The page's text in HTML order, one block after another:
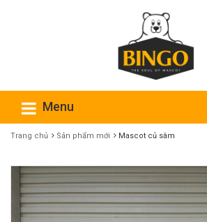
Menu
Trang chủ Sản phẩm mới Mascot củ sâm